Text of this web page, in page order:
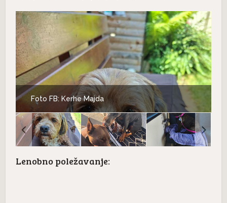
Foto FB: Kerhe Majda
Lenobno poležavanje: